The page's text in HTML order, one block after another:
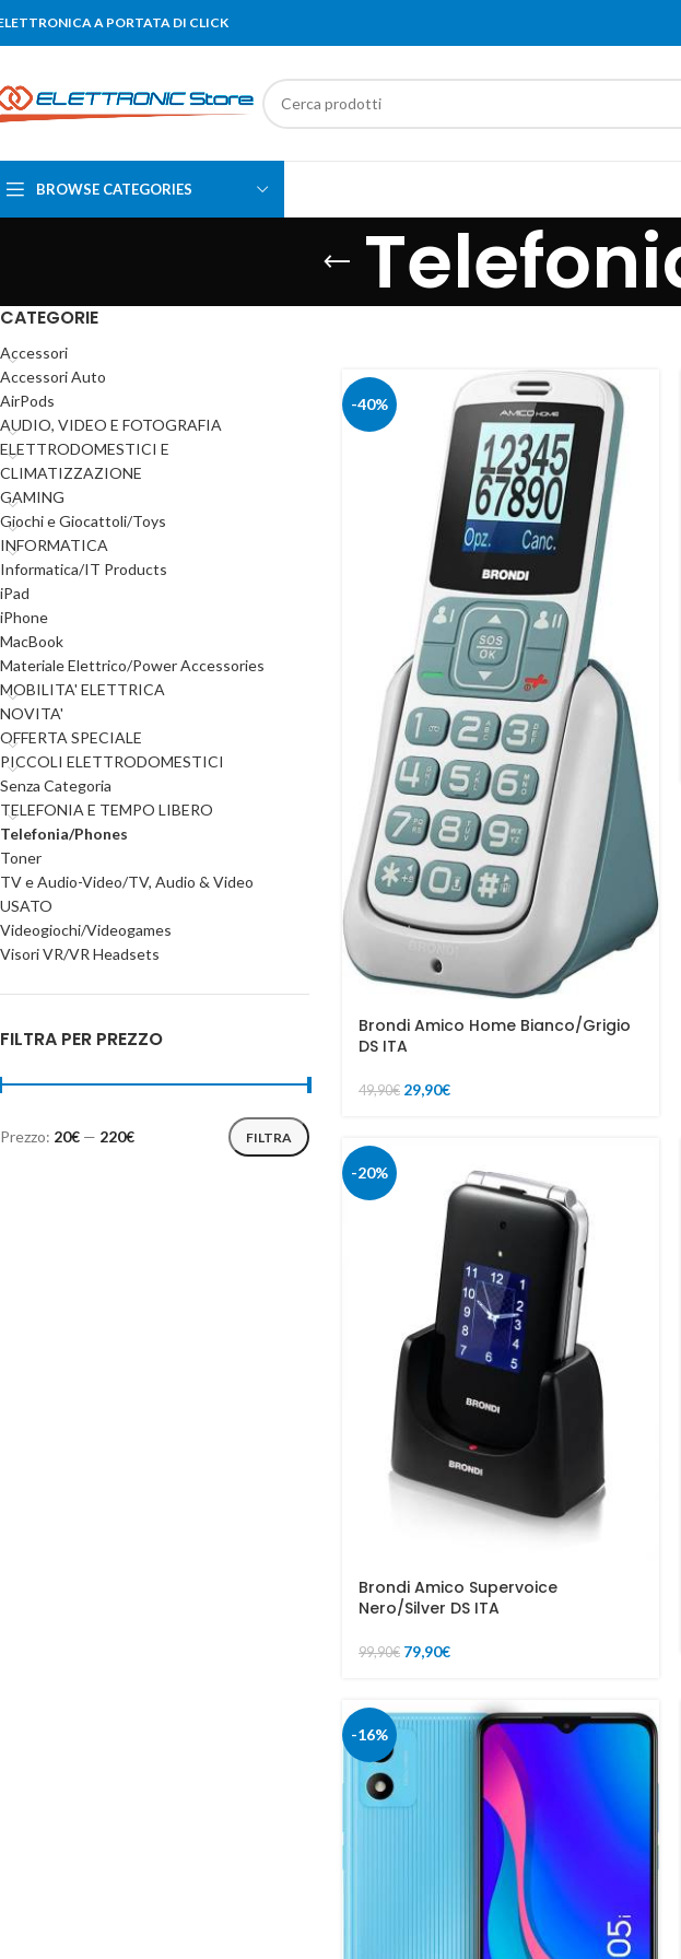
A PORTATA DI CLICK
BROWSE CATEGORIES
CATEGORIE
Accessori
Accessori Auto
AirPods
AUDIO, VIDEO E FOTOGRAFIA
ELETTRODOMESTICI E
CLIMATIZZAZIONE
GAMING
Giochi e Giocattoli/Toys
INFORMATICA
Informatica/IT Products
iPad
iPhone
MacBook
Materiale Elettrico/Power Accessories
MOBILITA' ELETTRICA
NOVITA'
OFFERTA SPECIALE
PICCOLI ELETTRODOMESTICI
Senza Categoria
TELEFONIA E TEMPO LIBERO
Telefonia/Phones
Toner
TV e Audio-Video/TV, Audio & Video
USATO
Videogiochi/Videogames
Visori VR/VR Headsets
FILTRA PER PREZZO
FILTRA
Prezzo: 20€ — 220€
-40%
Brondi Amico Home Bianco/Grigio
DS ITA
49,90€ 29,90€
-20%
Brondi Amico Supervoice
Nero/Silver DS ITA
99,90€ 79,90€
-16%